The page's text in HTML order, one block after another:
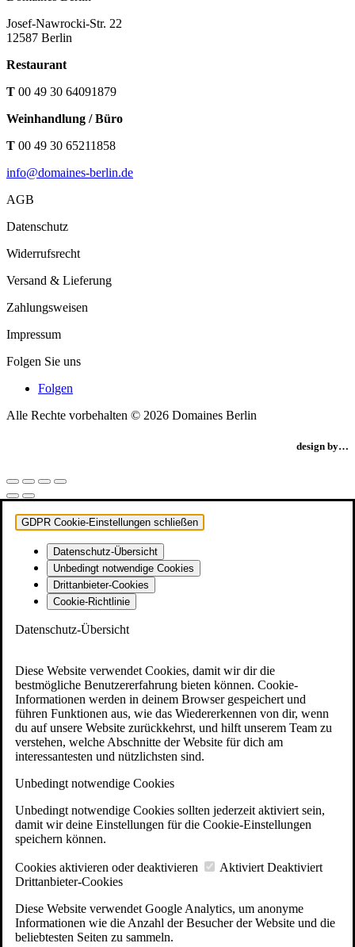
Josef-Nawrocki-Str. 22
12587 Berlin
Restaurant
T 00 49 30 64091879
Weinhandlung / Büro
T 00 49 30 65211858
info@domaines-berlin.de
AGB
Datenschutz
Widerrufsrecht
Versand & Lieferung
Zahlungsweisen
Impressum
Folgen Sie uns
Folgen
Alle Rechte vorbehalten © 2026 Domaines Berlin
design by…
GDPR Cookie-Einstellungen schließen
Datenschutz-Übersicht
Unbedingt notwendige Cookies
Drittanbieter-Cookies
Cookie-Richtlinie
Datenschutz-Übersicht
Diese Website verwendet Cookies, damit wir dir die
bestmögliche Benutzererfahrung bieten können. Cookie-
Informationen werden in deinem Browser gespeichert und
führen Funktionen aus, wie das Wiedererkennen von dir, wenn
du auf unsere Website zurückkehrst, und hilft unserem Team zu
verstehen, welche Abschnitte der Website für dich am
interessantesten und nützlichsten sind.
Unbedingt notwendige Cookies
Unbedingt notwendige Cookies sollten jederzeit aktiviert sein,
damit wir deine Einstellungen für die Cookie-Einstellungen
speichern können.
Cookies aktivieren oder deaktivieren Aktiviert Deaktiviert
Drittanbieter-Cookies
Diese Website verwendet Google Analytics, um anonyme
Informationen wie die Anzahl der Besucher der Website und die
beliebtesten Seiten zu sammeln.